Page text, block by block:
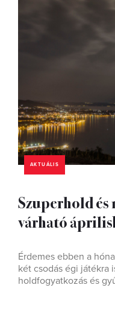
AKTUÁLIS
Szuperhold
várható
Érdemes ebben a
két csodás égi játékra
holdfogyatkozás és